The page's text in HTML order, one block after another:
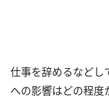
仕事を辞めるなどし
への影響はどの程